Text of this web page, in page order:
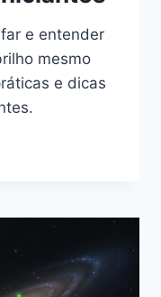
e entender
mesmo
e dicas